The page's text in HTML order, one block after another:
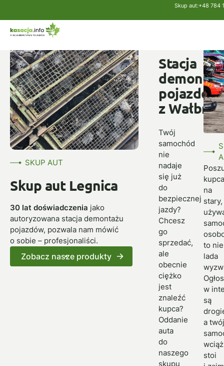
Skup aut:+48 784
SKUP AUT
Skup aut Legnica
30 lat doświadczenia jako
autoryzowana stacja demontażu
pojazdów, pozwala nam mówić
o sobie – profesjonaliści.
Zobacz nasze produkty
Stacja
pojazdów
z
Twój
samochód
nie
nadaje
się już
do
bezpiecznej
jazdy?
Chcesz
go
sprzedać,
ale
obecnie
ciężko
jest
znaleźć
kupca?
Oddanie
auta
do
naszego
skupu
kupca
na
stary,
to nie
lada
w
są
a twój
wciąż
stoi